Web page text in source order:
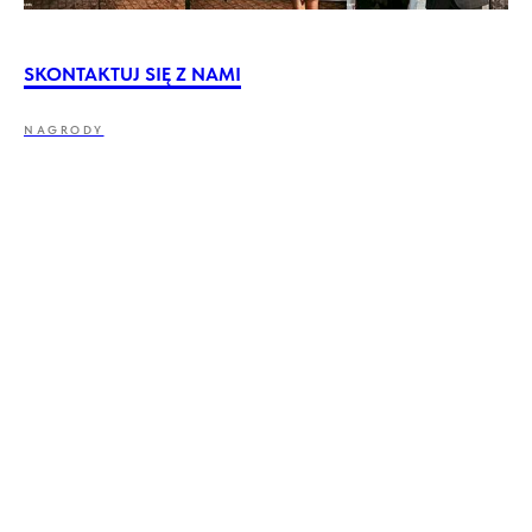
SKONTAKTUJ SIĘ Z NAMI
NAGRODY